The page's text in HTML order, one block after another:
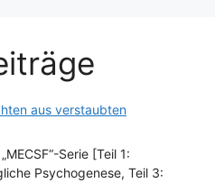
aus verstaubten
Serie [Teil 1:
Psychogenese, Teil 3: